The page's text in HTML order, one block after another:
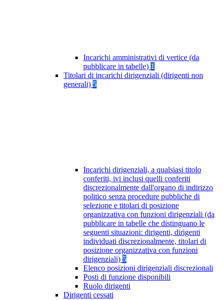
Incarichi amministrativi di vertice (da
pubblicare in tabelle) 1
Titolari di incarichi dirigenziali (dirigenti non
generali) 5
Incarichi dirigenziali, a qualsiasi titolo
conferiti, ivi inclusi quelli conferiti
discrezionalmente dall'organo di indirizzo
politico senza procedure pubbliche di
selezione e titolari di posizione
organizzativa con funzioni dirigenziali (da
pubblicare in tabelle che distinguano le
seguenti situazioni: dirigenti, dirigenti
individuati discrezionalmente, titolari di
posizione organizzativa con funzioni
dirigenziali) 5
Elenco posizioni dirigenziali discrezionali
Posti di funzione disponibili
Ruolo dirigenti
Dirigenti cessati